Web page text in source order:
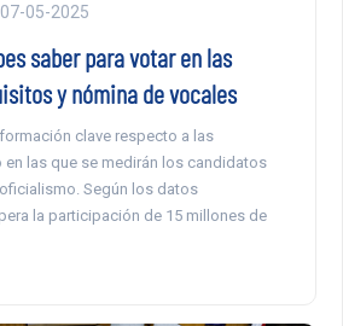
07-05-2025
saber para votar en las
y nómina de vocales
clave respecto a las
en las que se medirán los candidatos
Según los datos
la participación de 15 millones de